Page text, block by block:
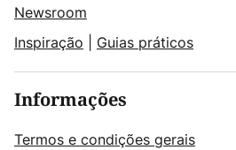
Newsroom
Inspiração
Guias práticos
Informações
Termos e condições gerais